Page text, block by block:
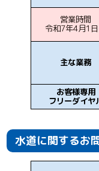
営業時間
令和7年4月1
主な業務
お客様専用
フリーダイヤ
水道に関するお